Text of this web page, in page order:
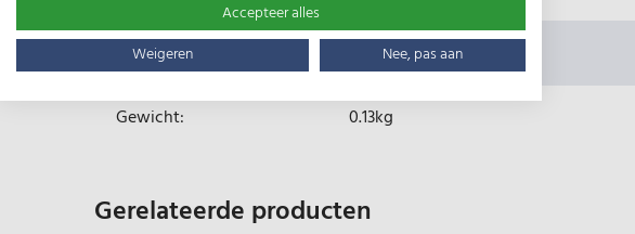
Type: Neontester
Gewicht: 0.13kg
Gerelateerde producten
Accepteer alles
Weigeren
Nee, pas aan